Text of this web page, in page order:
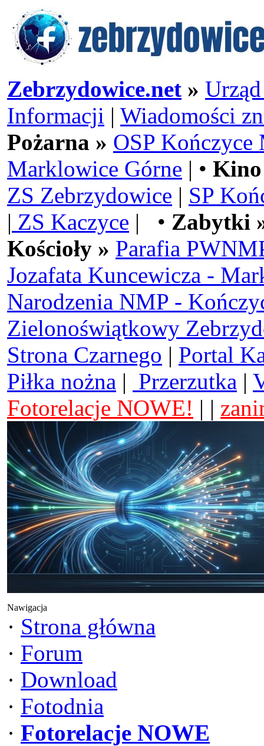
Zebrzydowice.net »
Informacji | Wiadomości
Pożarna » OSP Kończyce
Marklowice Górne | •
ZS Zebrzydowice | SP
| ZS Kaczyce | • Zabytki
Kościoły » Parafia
Jozafata Kuncewicza -
Narodzenia NMP -
Zielonoświątkowy
Strona Czarnego | Portal
Piłka nożna | Przerzutka |
Fotorelacje NOWE! | |
Nawigacja
· Strona główna
· Forum
· Download
· Fotodnia
· Fotorelacje NOWE